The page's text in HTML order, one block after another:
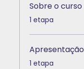
Sobre o curso
.1 etapa
Apresentação
.1 etapa